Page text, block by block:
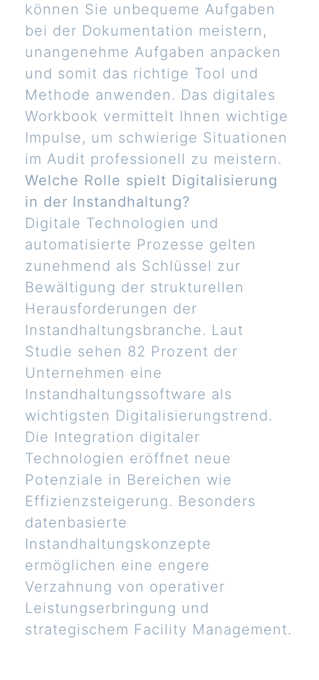
können Sie unbequeme Aufgaben
bei der Dokumentation meistern,
unangenehme Aufgaben anpacken
und somit das richtige Tool und
Methode anwenden. Das digitales
Workbook vermittelt Ihnen wichtige
Impulse, um schwierige Situationen
im Audit professionell zu meistern.
Welche Rolle spielt Digitalisierung
in der Instandhaltung?
Digitale Technologien und
automatisierte Prozesse gelten
zunehmend als Schlüssel zur
Bewältigung der strukturellen
Herausforderungen der
Instandhaltungsbranche. Laut
Studie sehen 82 Prozent der
Unternehmen eine
Instandhaltungssoftware als
wichtigsten Digitalisierungstrend.
Die Integration digitaler
Technologien eröffnet neue
Potenziale in Bereichen wie
Effizienzsteigerung. Besonders
datenbasierte
Instandhaltungskonzepte
ermöglichen eine engere
Verzahnung von operativer
Leistungserbringung und
strategischem Facility Management.